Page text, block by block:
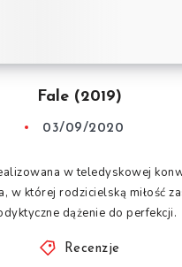
Fale (2019)
03/09/2020
w teledyskowej
w której rodzicielską miłość
dążenie do perfekcji.
Recenzje